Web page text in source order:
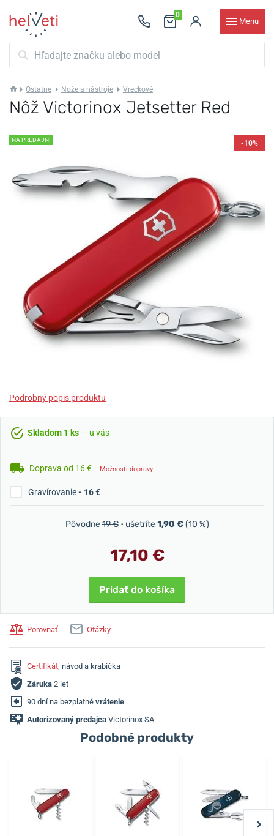
0
Menu
Ostatné Nože a nástroje Vreckové
Nôž Victorinox Jetsetter Red
NA PREDAJNI -10%
Podrobný popis produktu ↓
Skladom 1 ks — u vás
Doprava od 16 € Možnosti dopravy
Gravírovanie- 16 €
Pôvodne19 € • ušetríte1,90 €(10 %)
17,10 €
Pridať do košíka
Porovnať Otázky
Certifikát, návod a krabička
Záruka 2 let
90 dní na bezplatné vrátenie
Autorizovaný predajca Victorinox SA
Podobné produkty